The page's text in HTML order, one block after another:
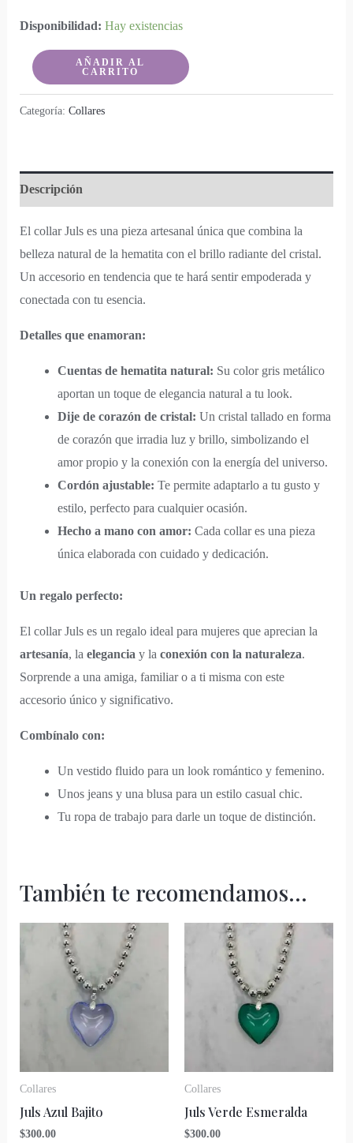
Disponibilidad: Hay existencias
Juls
Verde
Bajito
AÑADIR AL
CARRITO
Categoría: Collares
Descripción
El collar Juls es una pieza artesanal única que combina la
belleza natural de la hematita con el brillo radiante del cristal.
Un accesorio en tendencia que te hará sentir empoderada y
conectada con tu esencia.
Detalles que enamoran:
Cuentas de hematita natural: Su color gris metálico
aportan un toque de elegancia natural a tu look.
Dije de corazón de cristal: Un cristal tallado en forma
de corazón que irradia luz y brillo, simbolizando el
amor propio y la conexión con la energía del universo.
Cordón ajustable: Te permite adaptarlo a tu gusto y
estilo, perfecto para cualquier ocasión.
Hecho a mano con amor: Cada collar es una pieza
única elaborada con cuidado y dedicación.
Un regalo perfecto:
El collar Juls es un regalo ideal para mujeres que aprecian la
artesanía, la elegancia y la conexión con la naturaleza.
Sorprende a una amiga, familiar o a ti misma con este
accesorio único y significativo.
Combínalo con:
Un vestido fluido para un look romántico y femenino.
Unos jeans y una blusa para un estilo casual chic.
Tu ropa de trabajo para darle un toque de distinción.
También te recomendamos…
Collares
Juls Azul Bajito
$300.00
Collares
Juls Verde Esmeralda
$300.00